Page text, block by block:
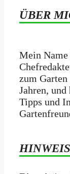
ÜBER
Mein Name
zum
Jahren,
Tipps und